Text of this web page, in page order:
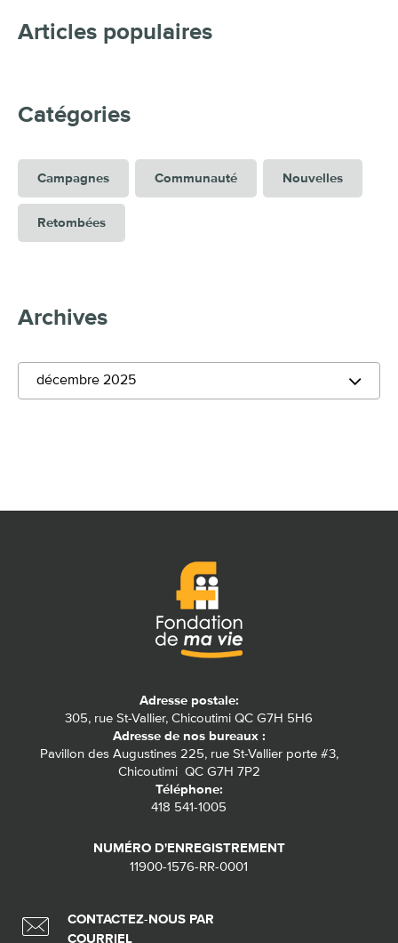
Articles populaires
Catégories
Campagnes Communauté Nouvelles
Retombées
Archives
décembre 2025
Adresse postale:
305, rue St-Vallier, Chicoutimi QC G7H 5H6
Adresse de nos bureaux :
Pavillon des Augustines 225, rue St-Vallier porte #3,
Chicoutimi QC G7H 7P2
Téléphone:
418 541-1005
NUMÉRO D'ENREGISTREMENT
11900-1576-RR-0001
CONTACTEZ-NOUS PAR
COURRIEL